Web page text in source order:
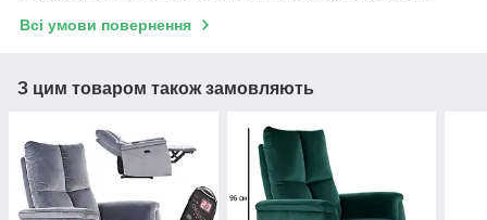
Всі умови повернення
З цим товаром також замовляють